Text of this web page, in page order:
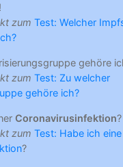
zum Test: Welcher
gehöre
zum Test: Zu welcher
gehöre ich?
Coronavirusinfektion?
zum Test: Habe ich eine
?